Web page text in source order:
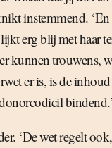
instemmend.
erg blij met haar
kunnen trouwens,
er is, is de
bindend.’
‘De wet regelt